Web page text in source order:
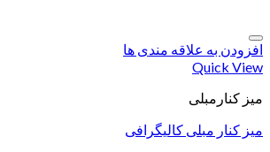
افزودن به علاقه مندی ها
Quick View
میز کنارمبلی
میز کنار مبلی کالیگرافی